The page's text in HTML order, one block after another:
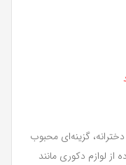
گزینه‌ای محبوب
از لوازم دکوری مانند